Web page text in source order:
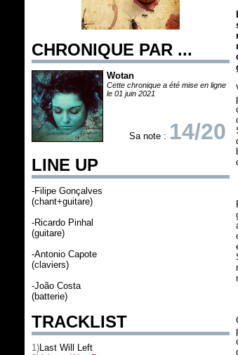
CHRONIQUE PAR ...
Wotan
Cette chronique a été mise en ligne
le 01 juin 2021
Sa note : 14/20
LINE UP
-Filipe Gonçalves
(chant+guitare)
-Ricardo Pinhal
(guitare)
-Antonio Capote
(claviers)
-João Costa
(batterie)
TRACKLIST
1)Last Will Left